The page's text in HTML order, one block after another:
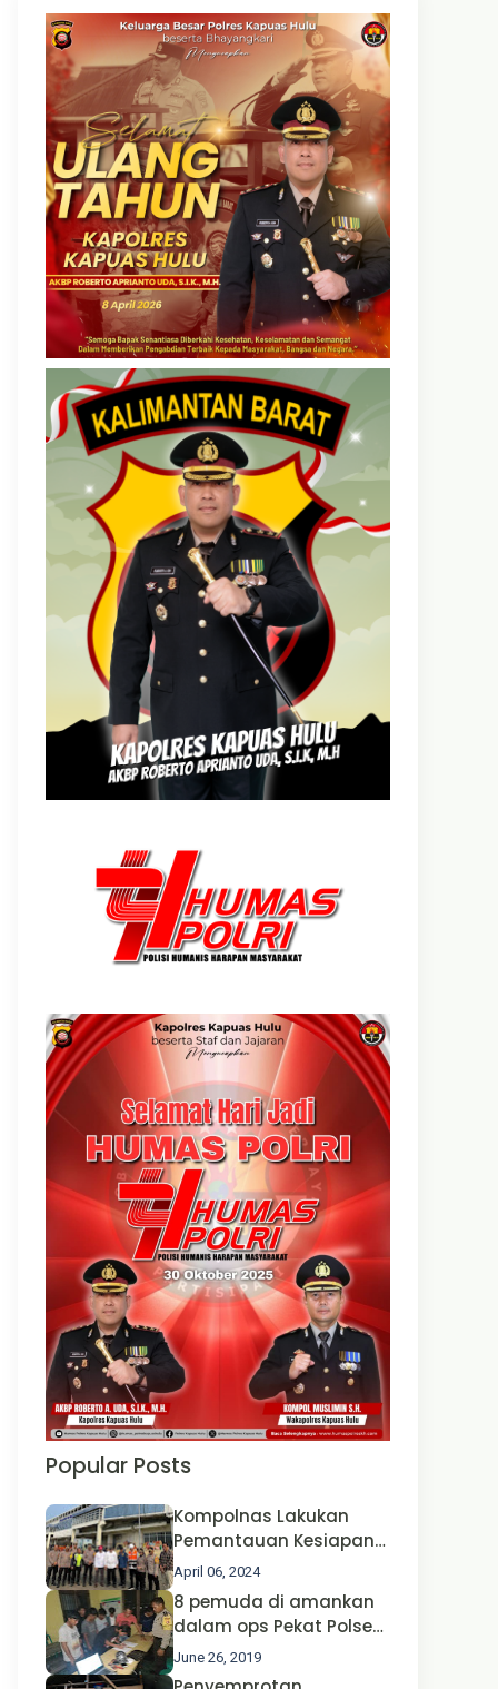
Popular Posts
Kompolnas Lakukan
Pemantauan Kesiapan
Operasi Ketupat 2024 di
Polda Jatim Bersama
Kapolri dan Menteri
Perhubungan
April 06, 2024
8 pemuda di amankan
dalam ops Pekat Polsek
Jongkong
June 26, 2019